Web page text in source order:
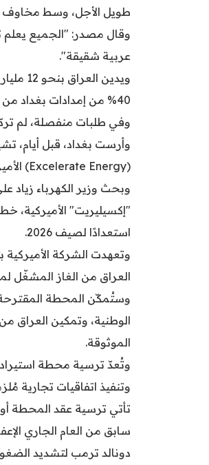
طويل الأجل، وسط مخاوف
وقال مصدر: "الجميع يعلم
عربية شقيقة".
40% من إمدادات بغداد من الطاقة، لا سيما في فصل الصيف.
وفي طلبات منفصلة، لم تردّ
وأرست بغداد، قبل أيام،
(Excelerate Energy) الأميركية، في إطار مساعي البلاد للحدّ من الاعتماد على الإمدادات الإيرانية.
"إكسيليريت" الأميركية،
استعدادًا لصيف 2026.‏
العراق من الغاز المشغّل
وستُمكّن المحطة المقترحة
الوطنية، وتمكين العراق
الموثوقة.
وتُعدّ ترسية محطة
وتنفيذ اتفاقيات تجارية
تأتي ترسية عقد المحطة
سابق من العام الجاري
دونالد ترمب لتشديد